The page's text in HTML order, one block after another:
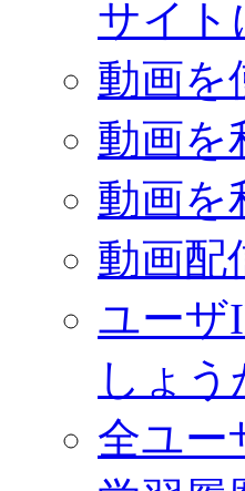
サイト
動画を
動画を
動画を
動画配
ユーザ
しょう
全ユー